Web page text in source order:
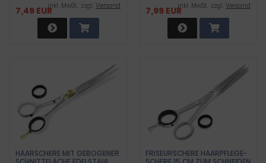
7,49 EURinkl .MwSt., zzgl. Versand 7,99 EURinkl .MwSt., zzgl. Versand
HAARSCHERE MIT GEBOGENER
FRISEURSCHERE HAARPFLEGE-